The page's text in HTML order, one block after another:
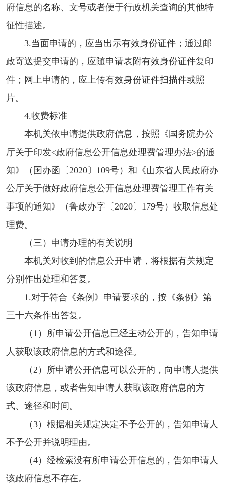
府信息的名称、文号或者便于行政机关查询的其他特
征性描述。
3.当面申请的，应当出示有效身份证件；通过邮
政寄送提交申请的，应随申请表附有效身份证件复印
件；网上申请的，应上传有效身份证件扫描件或照
片。
4.收费标准
本机关依申请提供政府信息，按照《国务院办公
厅关于印发<政府信息公开信息处理费管理办法>的通
知》（国办函〔2020〕109号）和《山东省人民政府办
公厅关于做好政府信息公开信息处理费管理工作有关
事项的通知》（鲁政办字〔2020〕179号）收取信息处
理费。
（三）申请办理的有关说明
本机关对收到的信息公开申请，将根据有关规定
分别作出处理和答复。
1.对于符合《条例》申请要求的，按《条例》第
三十六条作出答复。
（1）所申请公开信息已经主动公开的，告知申请
人获取该政府信息的方式和途径。
（2）所申请公开信息可以公开的，向申请人提供
该政府信息，或者告知申请人获取该政府信息的方
式、途径和时间。
（3）根据相关规定决定不予公开的，告知申请人
不予公开并说明理由。
（4）经检索没有所申请公开信息的，告知申请人
该政府信息不存在。